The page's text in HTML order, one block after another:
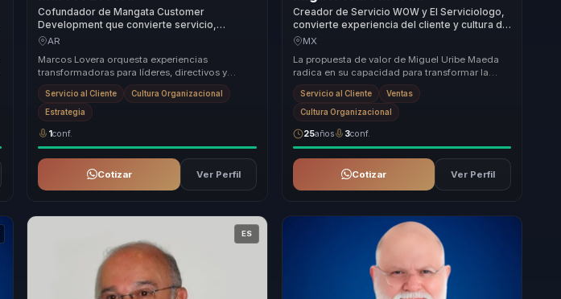
Cofundador de Mangata Customer
Development que convierte servicio,
experiencia del cliente y ventas en
empresas.
AR
Marcos Lovera orquesta experiencias
transformadoras para líderes, directivos y
responsables de equipos, ayudándoles a dejar
atrás equipos...
Servicio al Cliente Cultura Organizacional
Estrategia
1conf.
Cotizar Ver Perfil
Creador de Servicio WOW y El Serviciologo,
convierte experiencia del cliente y cultura de
servicio en lealtad para empresas.
MX
La propuesta de valor de Miguel Uribe Maeda
radica en su capacidad para transformar la
cultura de servicio de las empresas en un pilar
es...Servicio al Cliente Ventas
Cultura Organizacional
25años 3conf.
Cotizar Ver Perfil
ES